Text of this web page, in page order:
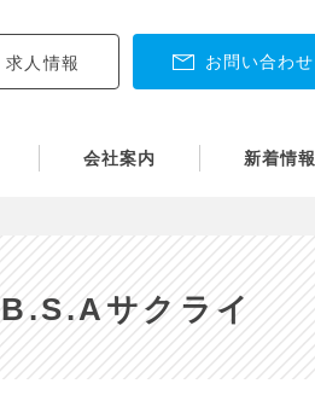
お問い合わせ
求人情報
会社案内 新着情報
サクライ